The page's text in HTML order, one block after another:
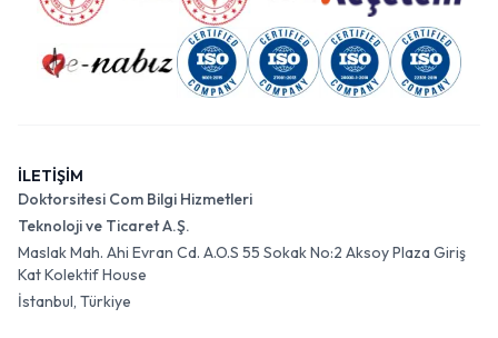
İLETİŞİM
Doktorsitesi Com Bilgi Hizmetleri
Teknoloji ve Ticaret A.Ş.
Maslak Mah. Ahi Evran Cd. A.O.S 55 Sokak No:2 Aksoy Plaza Giriş
Kat Kolektif House
İstanbul, Türkiye